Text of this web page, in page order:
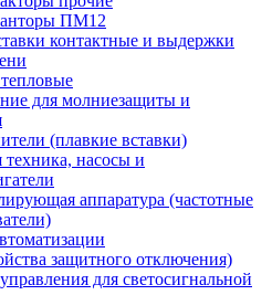
ПМ12
контактные и выдержки
для молниезащиты и
(плавкие вставки)
насосы и
аппаратура (частотные
защитного отключения)
для светосигнальной